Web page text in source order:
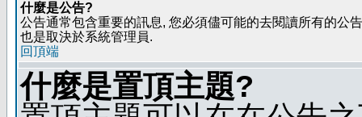
什麼是公告?
公告通常包含重要的訊息, 您必須儘可能的去閱讀所有的公
也是取決於系統管理員.
回頂端
什麼是置頂主題?